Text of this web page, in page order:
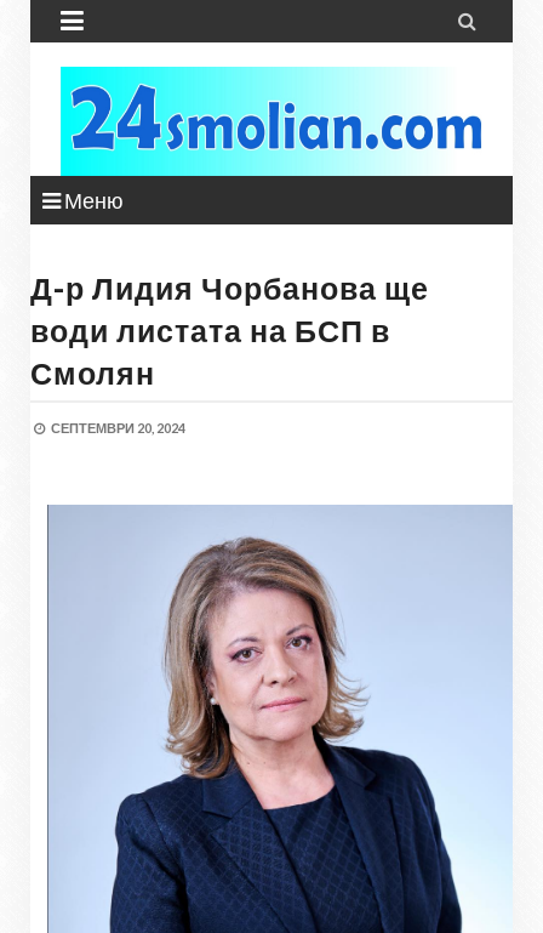
 
Меню
Д-р Лидия Чорбанова ще
води листата на БСП в
Смолян
СЕПТЕМВРИ 20, 2024